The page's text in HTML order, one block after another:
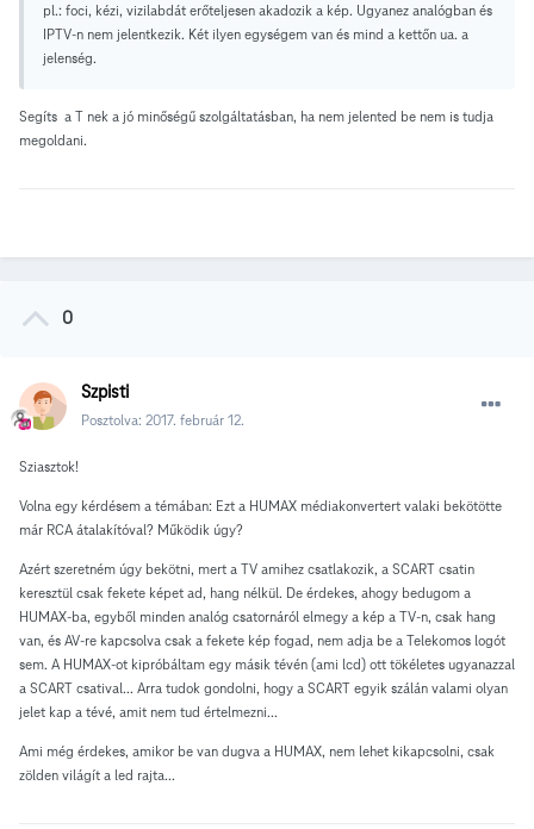
pl.: foci, kézi, vizilabdát erőteljesen akadozik a kép. Ugyanez analógban és
IPTV-n nem jelentkezik. Két ilyen egységem van és mind a kettőn ua. a
jelenség.
Segíts a T nek a jó minőségű szolgáltatásban, ha nem jelented be nem is tudja
megoldani.
0
Szpisti
Posztolva: 2017. február 12.
Sziasztok!
Volna egy kérdésem a témában: Ezt a HUMAX médiakonvertert valaki bekötötte
már RCA átalakítóval? Működik úgy?
Azért szeretném úgy bekötni, mert a TV amihez csatlakozik, a SCART csatin
keresztül csak fekete képet ad, hang nélkül. De érdekes, ahogy bedugom a
HUMAX-ba, egyből minden analóg csatornáról elmegy a kép a TV-n, csak hang
van, és AV-re kapcsolva csak a fekete kép fogad, nem adja be a Telekomos logót
sem. A HUMAX-ot kipróbáltam egy másik tévén (ami lcd) ott tökéletes ugyanazzal
a SCART csatival... Arra tudok gondolni, hogy a SCART egyik szálán valami olyan
jelet kap a tévé, amit nem tud értelmezni...
Ami még érdekes, amikor be van dugva a HUMAX, nem lehet kikapcsolni, csak
zölden világít a led rajta...